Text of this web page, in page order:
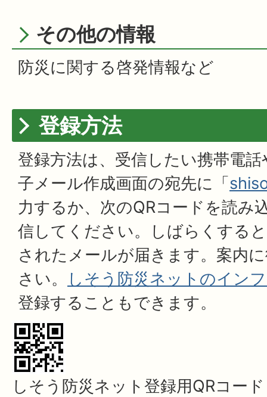
その他の情報
防災に関する啓発情報など
登録方法
登録方法は、受信したい携帯電
子メール作成画面の宛先に「
力するか、次のQRコードを読み
信してください。しばらくする
されたメールが届きます。案内
さい。
しそう防災ネットのイン
登録することもできます。
しそう防災ネット登録用QRコード